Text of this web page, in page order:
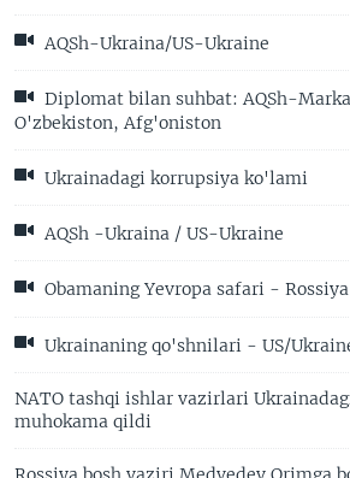
AQSh-Ukraina/US-Ukraine
Diplomat bilan suhbat: AQSh-
O'zbekiston, Afg'oniston
Ukrainadagi korrupsiya ko'lami
AQSh -Ukraina / US-Ukraine
Obamaning Yevropa safari -
Ukrainaning qo'shnilari - US/
NATO tashqi ishlar vazirlari
muhokama qildi